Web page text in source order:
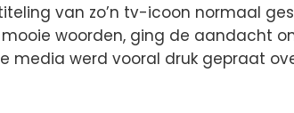
van zo’n tv-icoon normaal
woorden, ging de aandacht
media werd vooral druk gepraat